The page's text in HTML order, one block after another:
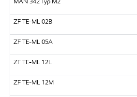
ZFTE-ML 02B
ZFTE-ML 05A
ZFTE-ML 12L
ZFTE-ML 12M